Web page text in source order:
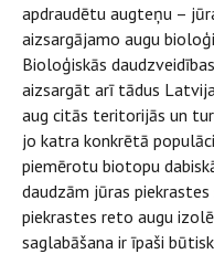
apdraudētu augteņu –
aizsargājamo augu
Bioloģiskās
aizsargāt arī tādus
aug citās teritorijās un
jo katra konkrētā
piemērotu biotopu
daudzām jūras
piekrastes reto augu
saglabāšana ir īpaši